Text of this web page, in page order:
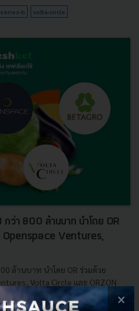
series-b volta-circle
ว่า 800 ล้านบาท นำโดย OR
Ventures,
ล้านบาท นำโดย OR ร่วมด้วย
Volta Circle และ ORZON
กร่งให้กับ Freshket ทั้งก...
×